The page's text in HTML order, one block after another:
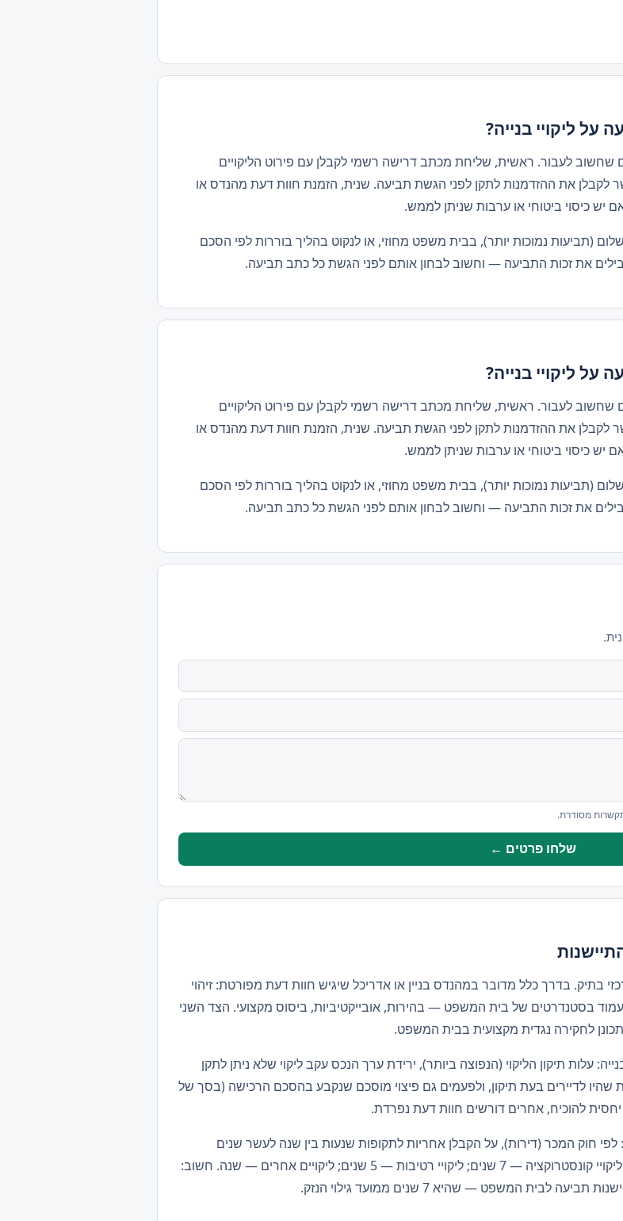
על ליקויי בנייה?
שחשוב לעבור. ראשית, שליחת מכתב דרישה רשמי לקבלן עם פירוט הליקויים
לקבלן את ההזדמנות לתקן לפני הגשת תביעה. שנית, הזמנת חוות דעת מהנדס או
כיסוי ביטוחי או ערבות שניתן לממש.
(תביעות נמוכות יותר), בבית משפט מחוזי, או לנקוט בהליך בוררות לפי הסכם
את זכות התביעה — וחשוב לבחון אותם לפני הגשת כל כתב תביעה.
על ליקויי בנייה?
שחשוב לעבור. ראשית, שליחת מכתב דרישה רשמי לקבלן עם פירוט הליקויים
לקבלן את ההזדמנות לתקן לפני הגשת תביעה. שנית, הזמנת חוות דעת מהנדס או
כיסוי ביטוחי או ערבות שניתן לממש.
(תביעות נמוכות יותר), בבית משפט מחוזי, או לנקוט בהליך בוררות לפי הסכם
את זכות התביעה — וחשוב לבחון אותם לפני הגשת כל כתב תביעה.
מסודרת.
שלחו פרטים ←
בתיק. בדרך כלל מדובר במהנדס בניין או אדריכל שיגיש חוות דעת מפורטת: זיהוי
בסטנדרטים של בית המשפט — בהירות, אובייקטיביות, ביסוס מקצועי. הצד השני
לחקירה נגדית מקצועית בבית המשפט.
עלות תיקון הליקוי (הנפוצה ביותר), ירידת ערך הנכס עקב ליקוי שלא ניתן לתקן
שהיו לדיירים בעת תיקון, ולפעמים גם פיצוי מוסכם שנקבע בהסכם הרכישה (בסך של
חוק המכר (דירות), על הקבלן אחריות לתקופות שנעות בין שנה לעשר שנים
בהתאם לסוג הליקוי. ליקויי יסוד ומבנה — 10 שנים; ליקויי קונסטרוקציה — 7 שנים; ליקויי רטיבות — 5 שנים; ליקויים אחרים — שנה. חשוב:
המשפט — שהיא 7 שנים ממועד גילוי הנזק.